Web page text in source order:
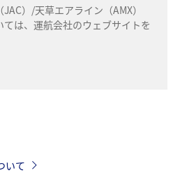
）/天草エアライン（AMX）
は、運航会社のウェブサイトを
いて